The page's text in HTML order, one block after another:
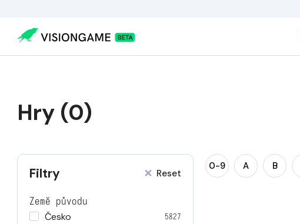
Hry (0)
Filtry Reset
Země původu
Česko
5827
0-9 A B